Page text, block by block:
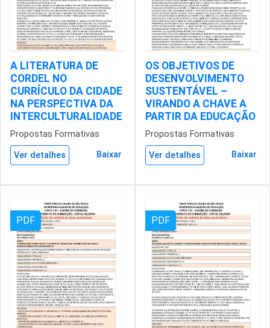
A LITERATURA DE
CORDEL NO
CURRÍCULO DA CIDADE
NA PERSPECTIVA DA
INTERCULTURALIDADE
Propostas Formativas
Ver detalhes Baixar
OS OBJETIVOS DE
DESENVOLVIMENTO
SUSTENTÁVEL –
VIRANDO A CHAVE A
PARTIR DA EDUCAÇÃO
Propostas Formativas
Ver detalhes Baixar
PDF PDF